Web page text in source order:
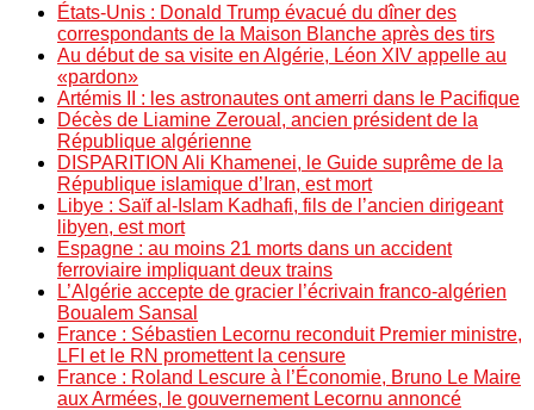
États-Unis : Donald Trump évacué du dîner des
correspondants de la Maison Blanche après des tirs
Au début de sa visite en Algérie, Léon XIV appelle au
«pardon»
Artémis II : les astronautes ont amerri dans le Pacifique
Décès de Liamine Zeroual, ancien président de la
République algérienne
DISPARITION Ali Khamenei, le Guide suprême de la
République islamique d’Iran, est mort
Libye : Saïf al-Islam Kadhafi, fils de l’ancien dirigeant
libyen, est mort
Espagne : au moins 21 morts dans un accident
ferroviaire impliquant deux trains
L’Algérie accepte de gracier l’écrivain franco-algérien
Boualem Sansal
France : Sébastien Lecornu reconduit Premier ministre,
LFI et le RN promettent la censure
France : Roland Lescure à l’Économie, Bruno Le Maire
aux Armées, le gouvernement Lecornu annoncé